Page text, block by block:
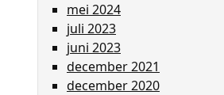
mei 2024
juli 2023
juni 2023
december 2021
december 2020